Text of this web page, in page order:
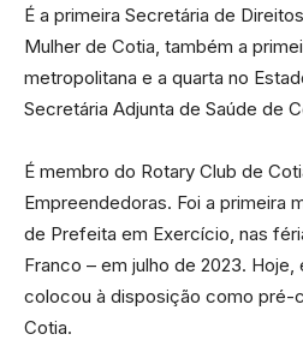
É a primeira Secretária de
Mulher de Cotia, também a
metropolitana e a quarta no
Secretária Adjunta de Saúde de
É membro do Rotary Club de
Empreendedoras. Foi a primeira
de Prefeita em Exercício, nas
Franco – em julho de 2023.
colocou à disposição como pré-
Cotia.